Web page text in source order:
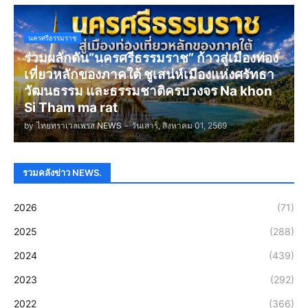
นครศรีธรรมราช
ร่วมผลักดัน“นครศรีธรรมราช” ก้าวสู่เมืองท่อง
เที่ยวหลักของภาคใต้ ชูเสน่ห์เมืองแห่งศรัทธา
วัฒนธรรม และธรรมชาติครบวงจร Na khon
Si Tham ma rat
by ไทยทราเวลเพรส NEWS - วันเสาร์, สิงหาคม 01, 2569
รวมคลังข่าว NEWS.
2026 (71)
2025 (288)
2024 (439)
2023 (292)
2022 (366)